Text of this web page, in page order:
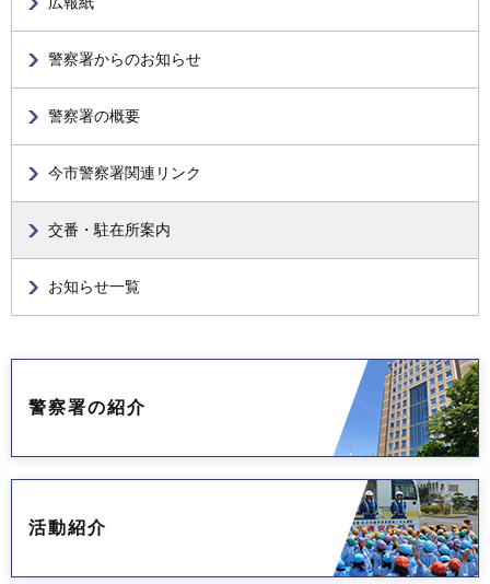
警察署からのお知らせ
警察署の概要
今市警察署関連リンク
交番・駐在所案内
お知らせ一覧
警察署の紹介
活動紹介